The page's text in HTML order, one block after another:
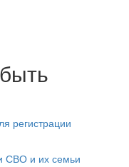
регистрации
СВО и их семьи